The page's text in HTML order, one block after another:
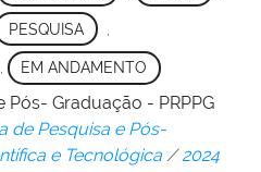
PESQUISA
, EM ANDAMENTO
Pós- Graduação - PRPPG
de Pesquisa e Pós-
e Tecnológica /2024